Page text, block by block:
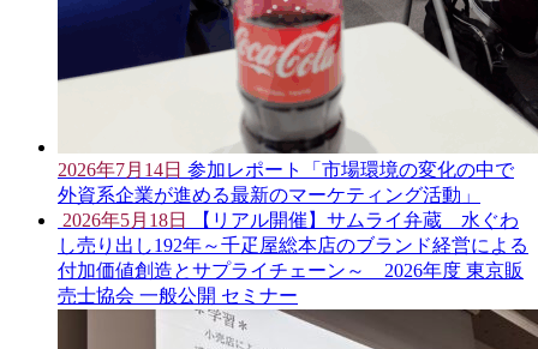
2026年7月14日 参加レポート「市場環境の変化の中で
外資系企業が進める最新のマーケティング活動」
2026年5月18日
【リアル開催】サムライ弁蔵 水ぐわ
し売り出し192年～千疋屋総本店のブランド経営による
付加価値創造とサプライチェーン～ 2026年度 東京販
売士協会 一般公開 セミナー